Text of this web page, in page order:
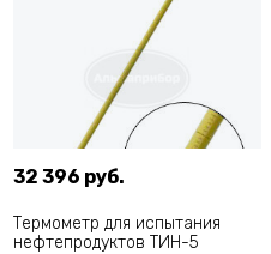
32 396 руб.
Термометр для испытания
нефтепродуктов ТИН-5